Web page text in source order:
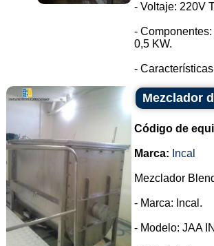
- Voltaje: 220V
-
0,5 KW.
-
Mezclador
Código de
Marca: Incal
Mezclador
- Marca: Incal.
- Modelo: JAA